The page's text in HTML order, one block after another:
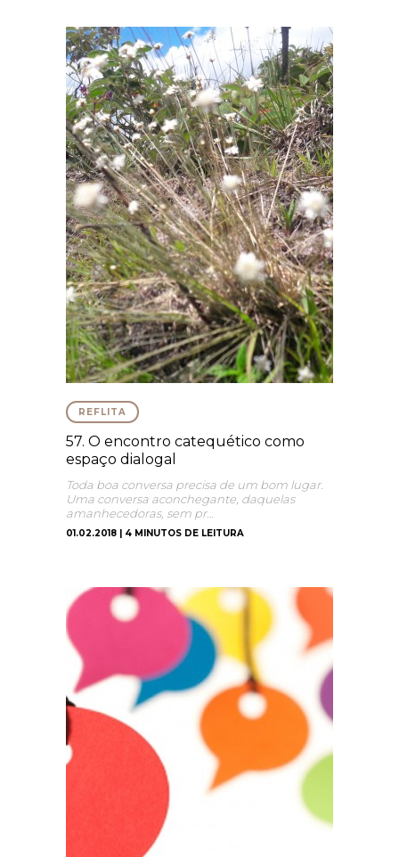
REFLITA
57. O encontro catequético como
espaço dialogal
Toda boa conversa precisa de um bom lugar.
Uma conversa aconchegante, daquelas
amanhecedoras, sem pr…
01.02.2018 | 4 MINUTOS DE LEITURA